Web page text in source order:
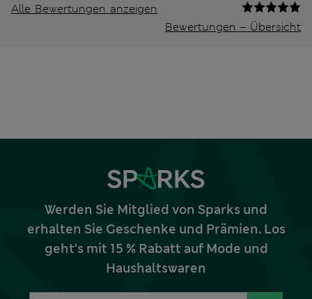
Alle Bewertungen anzeigen
Bewertungen – Übersicht
Werden Sie Mitglied von Sparks und
erhalten Sie Geschenke und Prämien. Los
geht‘s mit 15 % Rabatt auf Mode und
Haushaltswaren